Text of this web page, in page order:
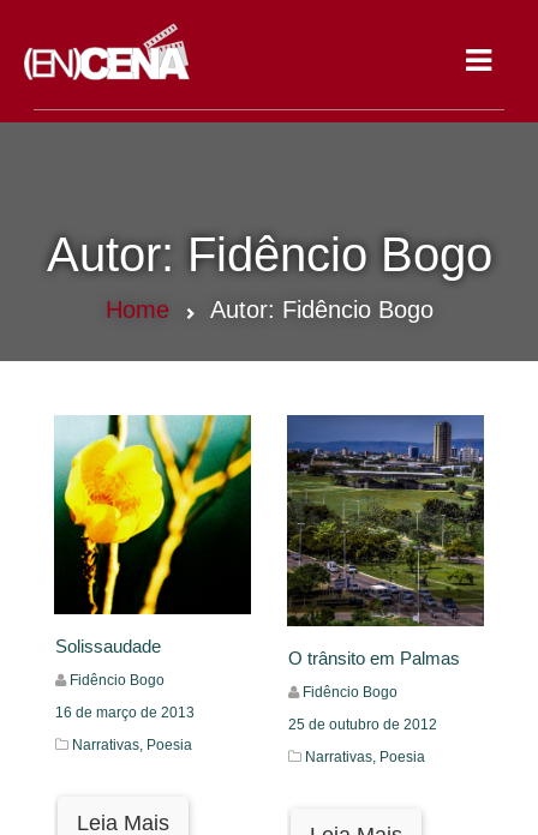
Autor: Fidêncio Bogo
Home Autor: Fidêncio Bogo
Solissaudade
Fidêncio Bogo
16 de março de 2013
Narrativas, Poesia
Leia Mais
O trânsito em Palmas
Fidêncio Bogo
25 de outubro de 2012
Narrativas, Poesia